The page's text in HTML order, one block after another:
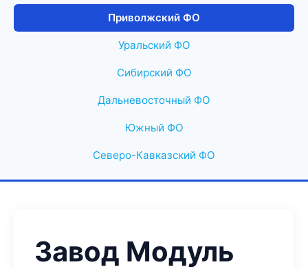
Приволжский ФО
Уральский ФО
Сибирский ФО
Дальневосточный ФО
Южный ФО
Северо-Кавказский ФО
Завод Модуль